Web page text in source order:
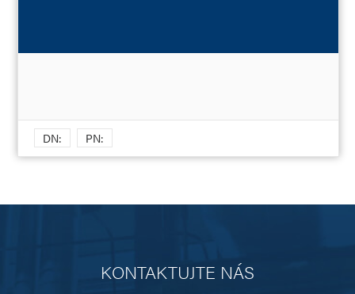
DN: PN:
KONTAKTUJTE NÁS